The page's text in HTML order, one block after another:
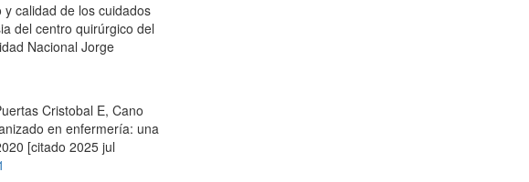
calidad de los cuidados
del centro quirúrgico del
Nacional Jorge
Cristobal E, Cano
en enfermería: una
[citado 2025 jul